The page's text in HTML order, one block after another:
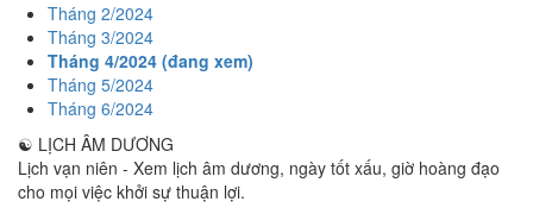
Tháng 2/2024
Tháng 3/2024
Tháng 4/2024 (đang xem)
Tháng 5/2024
Tháng 6/2024
☯ LỊCH ÂM DƯƠNG
Lịch vạn niên - Xem lịch âm dương, ngày tốt xấu, giờ hoàng đạo
cho mọi việc khởi sự thuận lợi.